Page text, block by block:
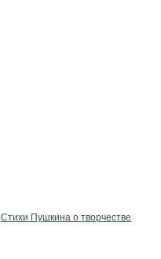
Стихи Пушкина о творчестве